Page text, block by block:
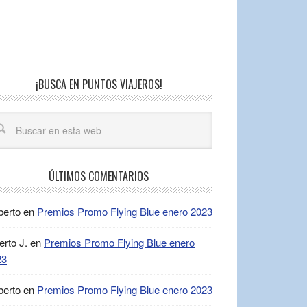
¡BUSCA EN PUNTOS VIAJEROS!
ÚLTIMOS COMENTARIOS
en Premios Promo Flying Blue enero 2023
J. en Premios Promo Flying Blue enero
en Premios Promo Flying Blue enero 2023